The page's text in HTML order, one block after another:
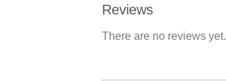
Reviews
There are no reviews yet.